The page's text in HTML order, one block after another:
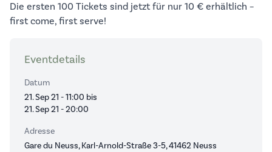
Die ersten 100 Tickets sind jetzt für nur 10 € erhältlich –
first come, first serve!
Eventdetails
Datum
21. Sep 21 - 11:00 bis
21. Sep 21 - 20:00
Adresse
Gare du Neuss, Karl-Arnold-Straße 3-5, 41462 Neuss